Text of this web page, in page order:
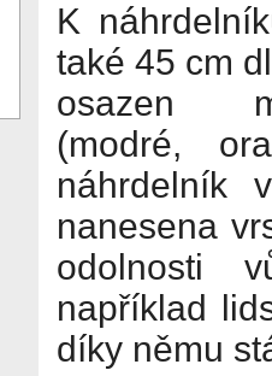
K
také 45 cm
osazen
(modré,
náhrdelník
nanesena
odolnosti
například
díky němu